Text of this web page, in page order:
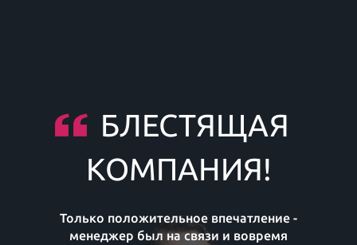
БЛЕСТЯЩАЯ
КОМПАНИЯ!
Только положительное впечатление -
менеджер был на связи и вовремя